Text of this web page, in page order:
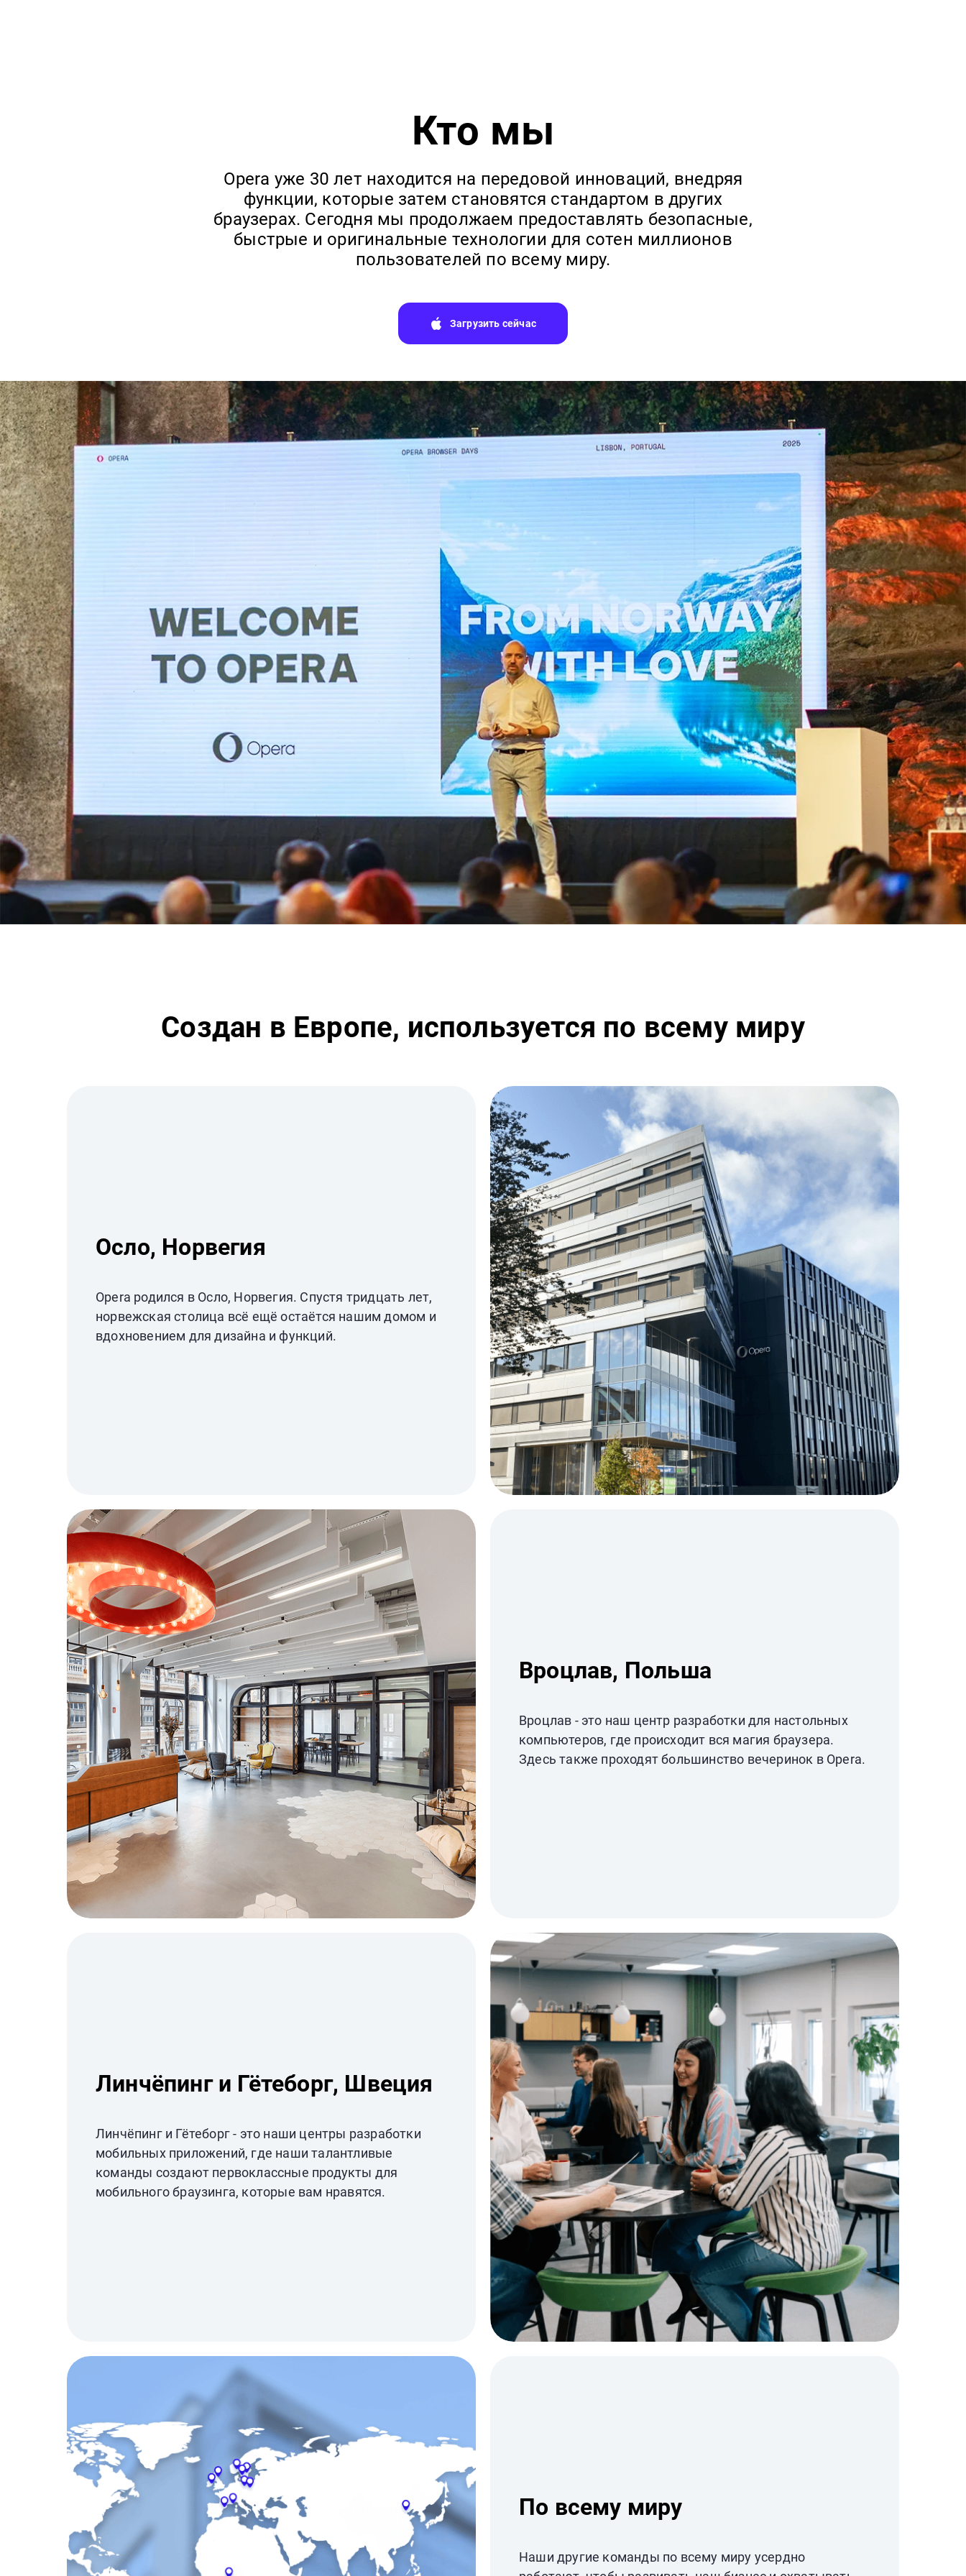
Кто мы
Opera уже 30 лет находится на передовой инноваций, внедряя
функции, которые затем становятся стандартом в других
браузерах. Сегодня мы продолжаем предоставлять безопасные,
быстрые и оригинальные технологии для сотен миллионов
пользователей по всему миру.
Загрузить сейчас
Создан в Европе, используется по всему миру
Осло, Норвегия
Opera родился в Осло, Норвегия. Спустя тридцать лет,
норвежская столица всё ещё остаётся нашим домом и
вдохновением для дизайна и функций.
Вроцлав, Польша
Вроцлав - это наш центр разработки для настольных
компьютеров, где происходит вся магия браузера.
Здесь также проходят большинство вечеринок в Opera.
Линчёпинг и Гётеборг, Швеция
Линчёпинг и Гётеборг - это наши центры разработки
мобильных приложений, где наши талантливые
команды создают первоклассные продукты для
мобильного браузинга, которые вам нравятся.
По всему миру
Наши другие команды по всему миру усердно